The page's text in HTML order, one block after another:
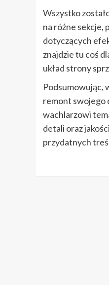
Wszystko
na różne sekcje,
dotyczących
znajdzie tu coś
układ strony
Podsumowując,
remont swojego
wachlarzowi
detali oraz
przydatnych